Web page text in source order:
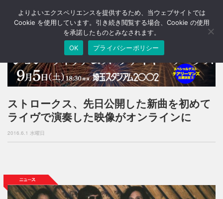
T
o
a
v
i
g
o
ストロークス、先日公開した新曲を初めて
ライヴで演奏した映像がオンラインに
2016.6.1 水曜日
よりよいエクスペリエンスを提供するため、当ウェブサイトでは
Cookie を使用しています。引き続き閲覧する場合、Cookie の使用
を承諾したものとみなされます。
OK
プライバシーポリシー